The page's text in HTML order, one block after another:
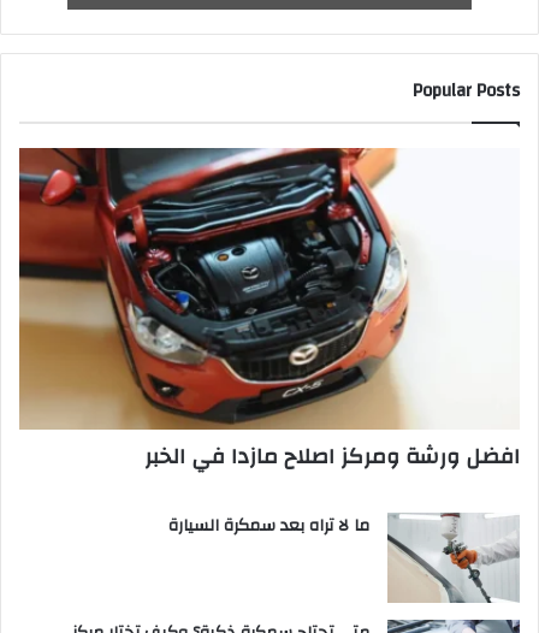
Popular Posts
افضل ورشة ومركز اصلاح مازدا في الخبر
ما لا تراه بعد سمكرة السيارة